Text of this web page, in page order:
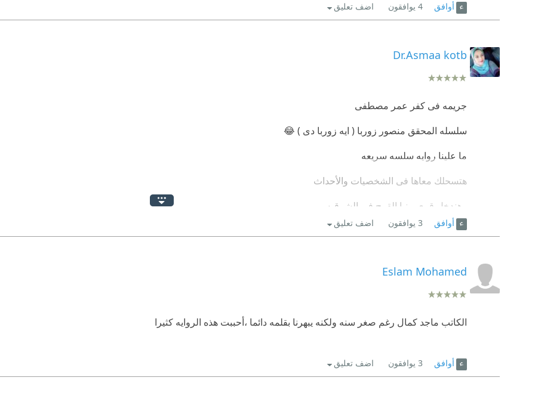
أوافق 4 يوافقون اضف تعليق
Dr.Asmaa kotb
جريمه فى كفر عمر مصطفى
سلسله المحقق منصور زوربا ( ايه زوربا دى ) 😂
ما علينا روايه سلسه سريعه
هتسحلك معاها فى الشخصيات والأحداث
وهندخل قرى منيا القمح فى الشرقيه
كل ما تقول وصلت خلاص القاتل
أوافق 3 يوافقون اضف تعليق
Eslam Mohamed
الكاتب ماجد كمال رغم صغر سنه ولكنه يبهرنا بقلمه دائما ،أحببت هذه الروايه كثيرا
أوافق 3 يوافقون اضف تعليق